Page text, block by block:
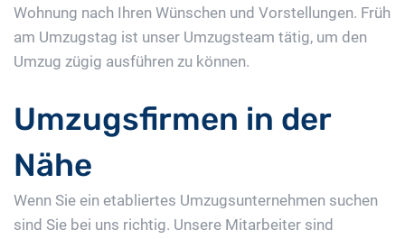
Wohnung nach Ihren Wünschen und Vorstellungen. Früh
am Umzugstag ist unser Umzugsteam tätig, um den
Umzug zügig ausführen zu können.
Umzugsfirmen in der
Nähe
Wenn Sie ein etabliertes Umzugsunternehmen suchen
sind Sie bei uns richtig. Unsere Mitarbeiter sind